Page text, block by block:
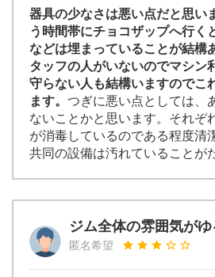
器具の少なさは悪い点だと思い
う時間帯にチョコザップへ行く
などは埋まっていることが結構
タッフの人がいないのでマシン
守らない人も結構いますのでこ
ます。 つぎに悪い点としては、
ないことかと思います。それぞ
が消毒しているのである程度清
共同の設備は汚れていることが
ジム全体の雰囲気が
匿名希望